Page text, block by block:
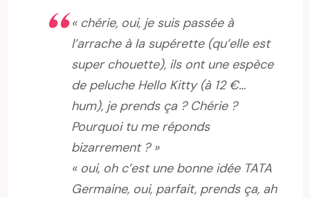
« chérie, oui, je suis passée à
l’arrache à la supérette (qu’elle est
super chouette), ils ont une espèce
de peluche Hello Kitty (à 12 €…
hum), je prends ça ? Chérie ?
Pourquoi tu me réponds
bizarrement ? »
« oui, oh c’est une bonne idée TATA
Germaine, oui, parfait, prends ça, ah